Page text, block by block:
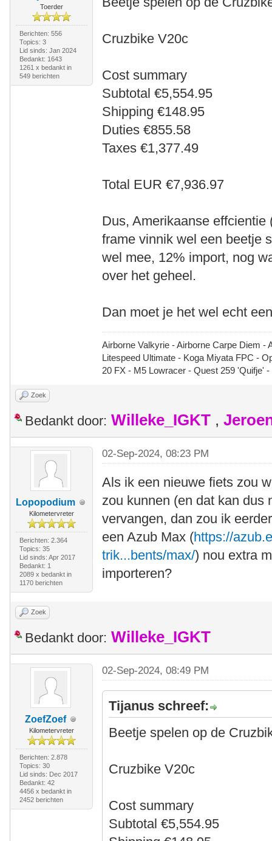
Toerder
Berichten: 556
Topics: 3
Lid sinds: Jan 2024
Bedankt: 1643
1261 x bedankt in
549 berichten
Cruzbike V20c
Cost summary
Subtotal €5,554.95
Shipping €148.95
Duties €855.58
Taxes €1,377.49
Total EUR €7,936.97
Dus, Amerikaanse
frame vinnik wel een beetje
wel mee, 12% import, nog
over het geheel.
Dan moet je het wel echt
Airborne Valkyrie - Airborne Carpe Diem -
Litespeed Ultimate - Koga Miyata FPC -
20 FX - M5 Lowracer - Quest 259 'Quifje'
Zoek
Bedankt door: Willeke_IGKT ,
Lopopodium
Kilometervreter
Berichten: 2.364
Topics: 35
Lid sinds: Apr 2017
Bedankt: 1
2089 x bedankt in
1170 berichten
02-Sep-2024, 08:23 PM
Als ik een nieuwe fiets zou
zou kunnen (en dat kan dus
vervangen, dan zou ik
een Azub Max (https://
trik...bents/max/) nou extra
importeren?
Zoek
Bedankt door: Willeke_IGKT
ZoefZoef
Kilometervreter
Berichten: 2.878
Topics: 30
Lid sinds: Dec 2017
Bedankt: 42
4456 x bedankt in
2452 berichten
02-Sep-2024, 08:49 PM
Tijanus schreef:
Beetje spelen op de
Cruzbike V20c
Cost summary
Subtotal €5,554.95